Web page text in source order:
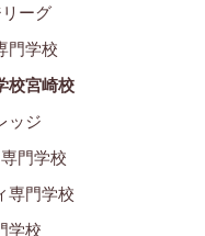
ーグ
門学校
校宮崎校
ッジ
門学校
専門学校
学校